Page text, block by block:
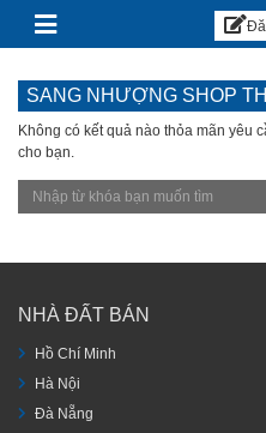
SANG NHƯỢNG SHOP
Không có kết quả nào thỏa mãn yêu
cho bạn.
NHÀ ĐẤT BÁN
Hồ Chí Minh
Hà Nội
Đà Nẵng